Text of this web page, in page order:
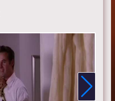
де Маттео, Ванесса
серию «Отчаянные
хорошем HD качестве, на
телевизоре на сайте